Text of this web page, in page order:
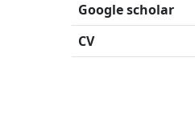
Google scholar
CV